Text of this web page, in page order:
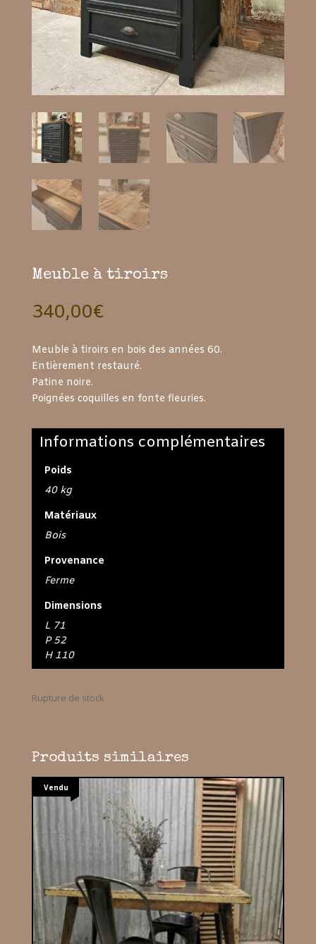
Meuble à tiroirs
340,00€
Meuble à tiroirs en bois des années 60.
Entièrement restauré.
Patine noire.
Poignées coquilles en fonte fleuries.
Informations complémentaires
Poids
40 kg
Matériaux
Bois
Provenance
Ferme
Dimensions
L 71
P 52
H 110
Rupture de stock
Produits similaires
Vendu